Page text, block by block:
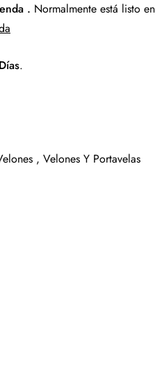
. Normalmente está listo
.
, Velones Y Portavelas